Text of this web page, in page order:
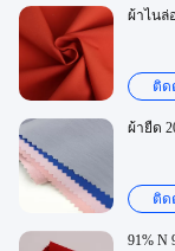
ผ้าไนล่
ติด
ผ้ายืด
ติด
91% N